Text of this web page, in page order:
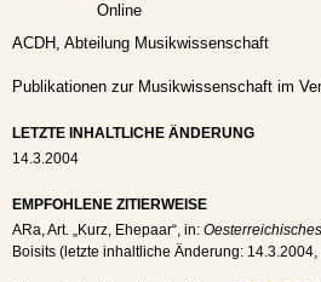
Online
ACDH, Abteilung Musikwissenschaft
Publikationen zur Musikwissenschaft im
LETZTE INHALTLICHE ÄNDERUNG
14.3.2004
EMPFOHLENE ZITIERWEISE
ARa, Art. „Kurz, Ehepaar“, in:
Boisits (letzte inhaltliche Änderung: 14.3.2004